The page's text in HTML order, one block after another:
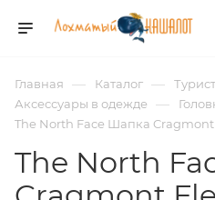
Главная — Каталог —
Аксессуары в одежде —
The North Face Шапка
The North